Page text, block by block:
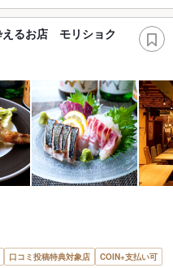
えるお店 モリショク
口コミ投稿特典対象店
COIN+支払い可